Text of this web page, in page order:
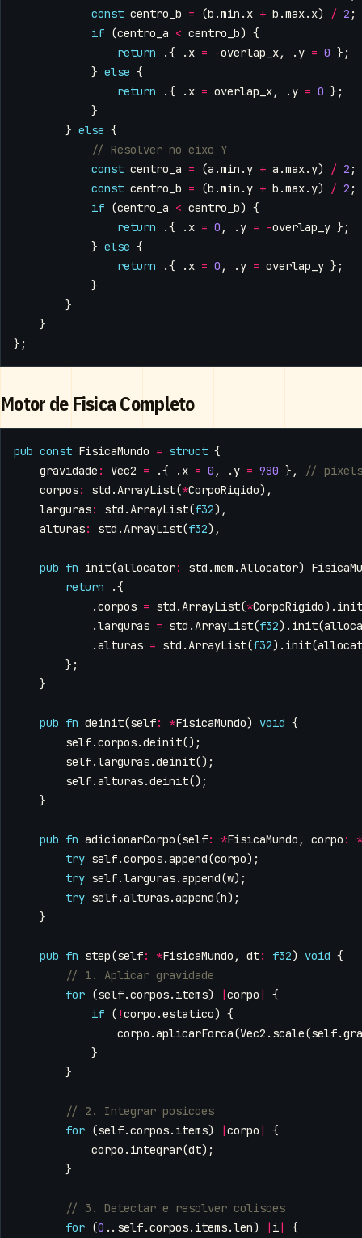
const centro_b = (b .min . x + b .max. x) / 2 ;
if (centro_a < centro_b) {
return
.{ . x = -overlap_x, . y = 0 };
} else {
return
.{ . x = overlap_x, . y = 0 };
}
} else {
const centro_a = (a .min . y + a .max. y) / 2 ;
const centro_b = (b .min . y + b .max. y) / 2 ;
if (centro_a < centro_b) {
return
.{ . x = 0 , . y = -overlap_y };
} else {
return
.{ . x = 0 , . y = overlap_y };
}
}
}
};
Motor de Fisica Completo
pub const FisicaMundo = struct {
gravidade : Vec2 = .{ . x = 0 , . y = 980 },
corpos: std . ArrayList(*CorpoRigido),
larguras: std . ArrayList(f32),
alturas: std . ArrayList(f32),
pub fn init(allocator: std .mem . Allocator)
return
.{
.corpos = std . ArrayList(*CorpoRigido). init
.larguras = std . ArrayList(f32). init(
.alturas = std . ArrayList(f32). init(
};
}
pub fn deinit(self: *FisicaMundo) void {
self.corpos.deinit();
self.larguras.deinit();
self.alturas.deinit();
}
pub fn adicionarCorpo(self: *FisicaMundo , corpo :
*
try self.corpos.append(corpo);
try self.larguras.append(w);
try self.alturas.append(h);
}
pub fn step(self: *FisicaMundo , dt: f32) void {
for (self.corpos. items) |corpo |
{
if ( !corpo .estatico) {
corpo .aplicarForca(Vec2 . scale(self.
}
}
for (self.corpos. items) |corpo |
{
corpo . integrar(dt);
}
for (0 .. self.corpos. items.len) | i|
{